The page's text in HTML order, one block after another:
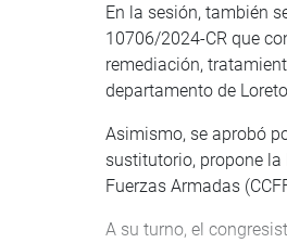
En la sesión, también
10706/2024-CR que
remediación,
departamento de
Asimismo, se aprobó
sustitutorio, propone
Fuerzas Armadas
A su turno, el